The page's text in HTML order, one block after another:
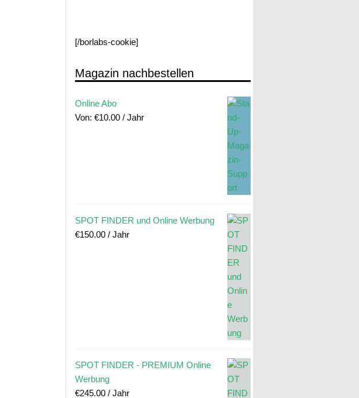
[/borlabs-cookie]
Magazin nachbestellen
Online Abo
Von: €10.00 / Jahr
SPOT FINDER und Online Werbung
€150.00 / Jahr
SPOT FINDER - PREMIUM Online
Werbung
€245.00 / Jahr